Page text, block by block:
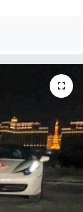
son
bunu
da
gençlerin
getirdik.
sosyal
35